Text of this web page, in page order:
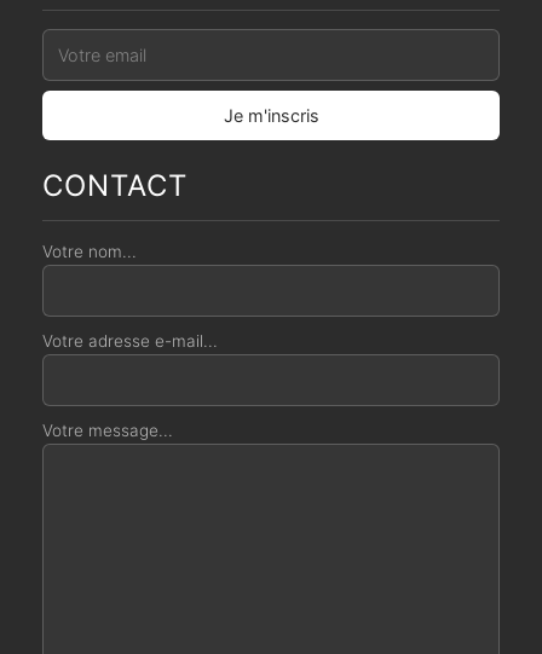
CONTACT
Votre nom...
Votre adresse e-mail...
Votre message...